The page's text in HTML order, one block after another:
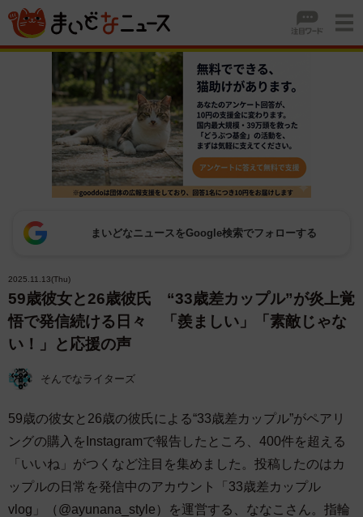
まいどなニュースをGoogle検索でフォローする
2025.11.13(Thu)
59歳彼女と26歳彼氏 “33歳差カップル”が炎上覚
悟で発信続ける日々 「羨ましい」「素敵じゃな
い！」と応援の声
そんでなライターズ
59歳の彼女と26歳の彼氏による“33歳差カップル”がペアリ
ングの購入をInstagramで報告したところ、400件を超える
「いいね」がつくなど注目を集めました。投稿したのはカ
ップルの日常を発信中のアカウント「33歳差カップル
vlog」（@ayunana_style）を運営する、ななこさん。指輪